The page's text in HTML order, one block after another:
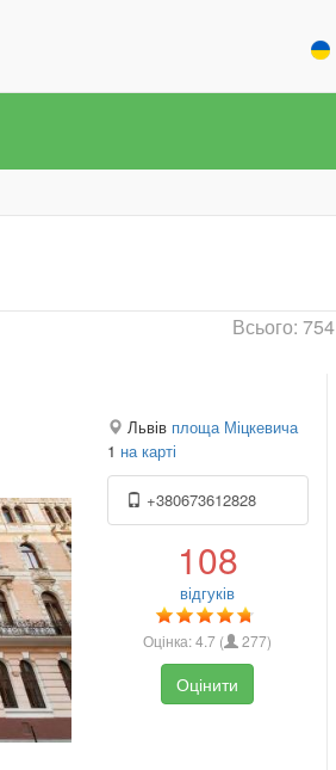
Всього: 754
Львів площа Міцкевича
1 на карті
+380673612828
108
відгуків
Оцінка:4.7 ( 277)
Оцінити